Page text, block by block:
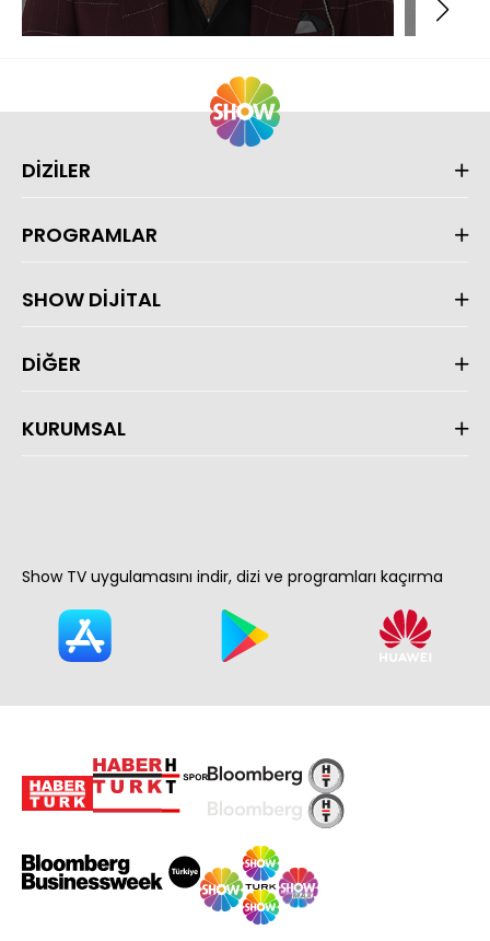
DİZİLER
PROGRAMLAR
SHOW DİJİTAL
DİĞER
KURUMSAL
Show TV uygulamasını indir, dizi ve programları kaçırma